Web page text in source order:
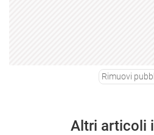
Rimuovi
Altri articoli